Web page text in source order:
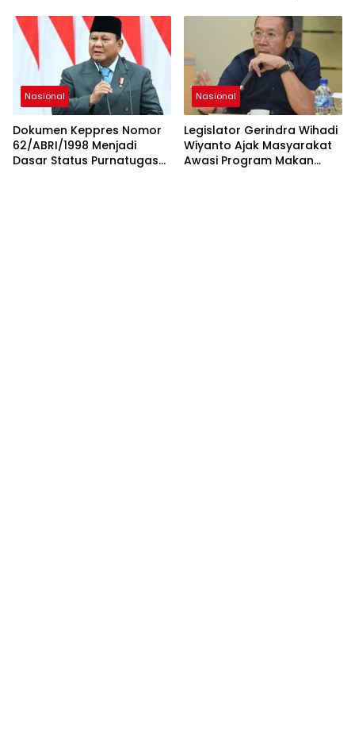
Nasional
Dokumen Keppres Nomor
62/ABRI/1998 Menjadi
Dasar Status Purnatugas
Nasional
Legislator Gerindra Wihadi
Wiyanto Ajak Masyarakat
Awasi Program Makan